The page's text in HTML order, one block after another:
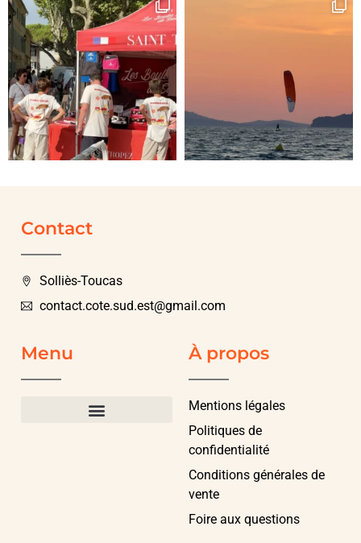
Contact
Solliès-Toucas
contact.cote.sud.est@gmail.com
Menu À propos
Mentions légales
Politiques de
confidentialité
Conditions générales de
vente
Foire aux questions